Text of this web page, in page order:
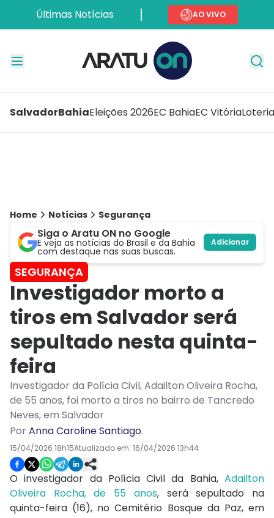
Últimas Notícias AO VIVO
SalvadorBahiaEleições 2026EC BahiaEC Vitória
Home Notícias Segurança
Siga o Aratu ON no Google
E veja as notícias do Brasil e da Bahia
com destaque nas suas buscas.
Adicionar
SEGURANÇA
Investigador morto a
tiros em Salvador será
sepultado nesta quinta-
feira
Investigador da Polícia Civil, Adailton Oliveira Rocha,
de 55 anos, foi morto a tiros no bairro de Tancredo
Neves, em Salvador
PorAnna Caroline Santiago.
15/04/2026 18h15Atualizado em: 16/04/2026 13h44
O investigador da Polícia Civil da Bahia, Adailton
Oliveira Rocha, de 55 anos, será sepultado na
quinta-feira (16), no Cemitério Bosque da Paz, em